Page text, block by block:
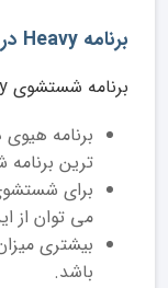
برنامه Heavy در ماشین ظرفشویی ماژیک شف
برنامه شستشوی Heavy در ماشین ظرفشویی مجیک شف:
برنامه
ترین
برای
می توان از
بیشتری
باشد.